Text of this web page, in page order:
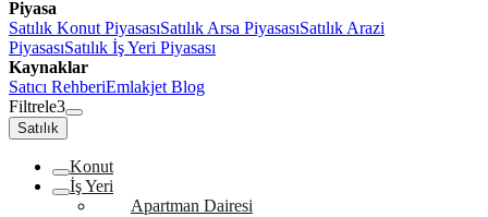
Piyasa
Satılık Konut PiyasasıSatılık Arsa PiyasasıSatılık Arazi
PiyasasıSatılık İş Yeri Piyasası
Kaynaklar
Satıcı RehberiEmlakjet Blog
Filtrele3
Satılık
Konut
İş Yeri
Apartman Dairesi